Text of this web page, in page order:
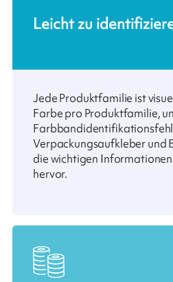
Leicht zu
Jede Produktfamilie ist
Farbe pro Produktfamilie,
Verpackungsaufkleber und
die wichtigen
hervor.